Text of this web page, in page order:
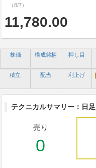
（8/7）
11,780.00
株価 構成銘柄 押し目
積立 配当 利上げ
テクニカルサマリー：日足
売り
0